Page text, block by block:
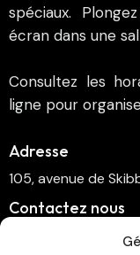
spéciaux.
écran dans une
Consultez les
ligne pour
Adresse
105, avenue de
Contactez nous